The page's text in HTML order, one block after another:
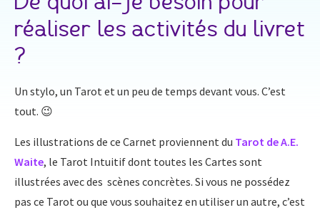
réaliser les activités du livret
?
Un stylo, un Tarot et un peu de temps devant vous. C’est
tout. 😉
Les illustrations de ce Carnet proviennent du Tarot de A.E.
Waite, le Tarot Intuitif dont toutes les Cartes sont
illustrées avec des scènes concrètes. Si vous ne possédez
pas ce Tarot ou que vous souhaitez en utiliser un autre, c’est